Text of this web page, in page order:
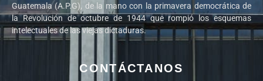
Guatemala (A.P.G), de la mano con la primavera democrática de
la Revolución de octubre de 1944 que rompió los esquemas
intelectuales de las viejas dictaduras.
CONTÁCTANOS